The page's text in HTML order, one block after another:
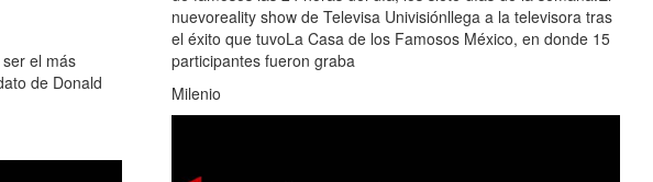
el más
de Donald
nuevoreality show de Televisa Univisiónllega a la televisora tras
el éxito que tuvoLa Casa de los Famosos México, en donde 15
participantes fueron graba
Milenio